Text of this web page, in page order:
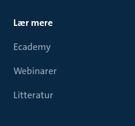
Lær mere
Ecademy
Webinarer
Litteratur